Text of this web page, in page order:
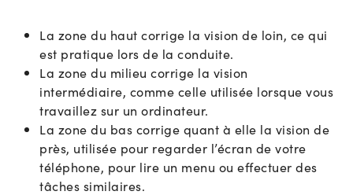
La zone du haut corrige la vision de loin, ce qui
est pratique lors de la conduite.
La zone du milieu corrige la vision
intermédiaire, comme celle utilisée lorsque vous
travaillez sur un ordinateur.
La zone du bas corrige quant à elle la vision de
près, utilisée pour regarder l’écran de votre
téléphone, pour lire un menu ou effectuer des
tâches similaires.